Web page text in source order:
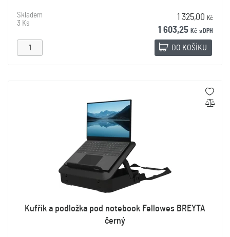
Skladem
3 Ks
1 325,00 Kč
1 603,25 Kč s DPH
DO KOŠÍKU
Kufřík a podložka pod notebook Fellowes BREYTA
černý